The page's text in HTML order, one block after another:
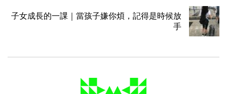
子女成長的一課｜當孩子嫌你煩，記得是時候放
手